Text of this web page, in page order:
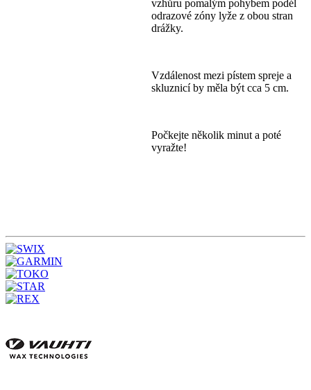
vzhůru pomalým pohybem podél
odrazové zóny lyže z obou stran
drážky.
Vzdálenost mezi pístem spreje a
skluznicí by měla být cca 5 cm.
Počkejte několik minut a poté
vyražte!